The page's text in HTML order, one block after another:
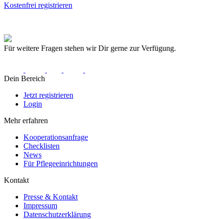
Kostenfrei registrieren
Für weitere Fragen stehen wir Dir gerne zur Verfügung.
Dein Bereich
Jetzt registrieren
Login
Mehr erfahren
Kooperationsanfrage
Checklisten
News
Für Pflegeeinrichtungen
Kontakt
Presse & Kontakt
Impressum
Datenschutzerklärung